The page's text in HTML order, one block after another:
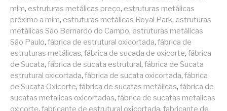
mim, estruturas metálicas preço, estruturas metálicas
próximo a mim, estruturas metálicas Royal Park, estruturas
metálicas São Bernardo do Campo, estruturas metálicas
São Paulo, fábrica de estrutural oxicortada, fábrica de
estruturas metálicas, fábrica de sucada de oxicorte, fábrica
de Sucata, fábrica de sucata estrutural , fábrica de Sucata
estrutural oxicortada, fábrica de sucata oxicortada, fábrica
de Sucata Oxicorte, fábrica de sucatas metálicas, fábrica de
sucatas metalicas oxicortadas, fábrica de sucatas metalicas